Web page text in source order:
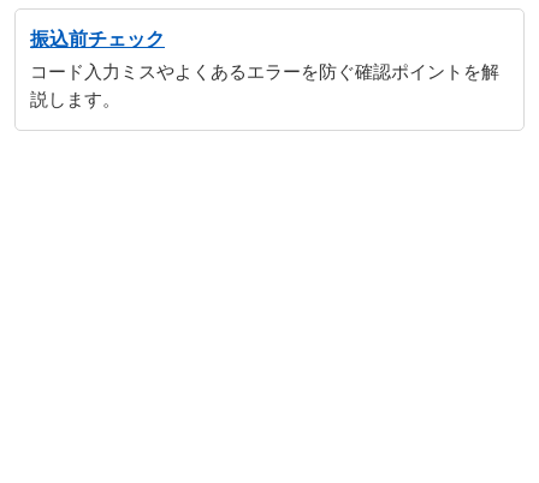
振込前チェック
コード入力ミスやよくあるエラーを防ぐ確認ポイントを解
説します。